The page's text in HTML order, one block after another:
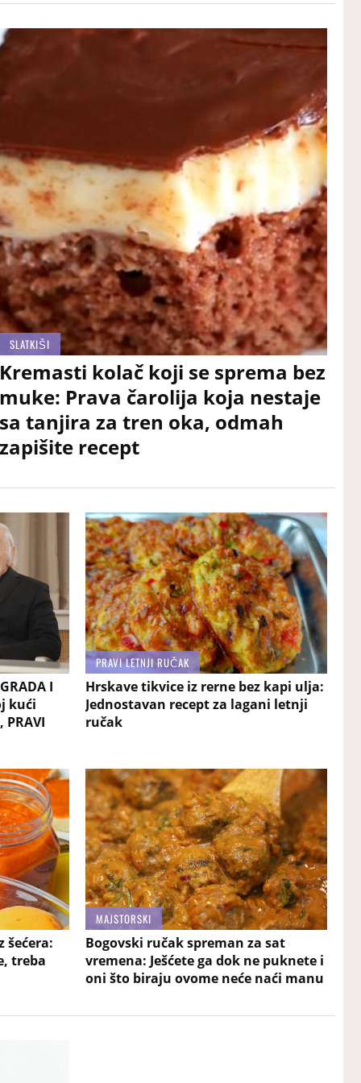
SLATKIŠI
Kremasti kolač koji se sprema bez
muke: Prava čarolija koja nestaje
sa tanjira za tren oka, odmah
zapišite recept
I
kući
PRAVI LETNJI RUČAK
Hrskave tikvice iz rerne bez kapi ulja:
Jednostavan recept za lagani letnji
ručak
šećera:
treba
MAJSTORSKI
Bogovski ručak spreman za sat
vremena: Ješćete ga dok ne puknete i
oni što biraju ovome neće naći manu